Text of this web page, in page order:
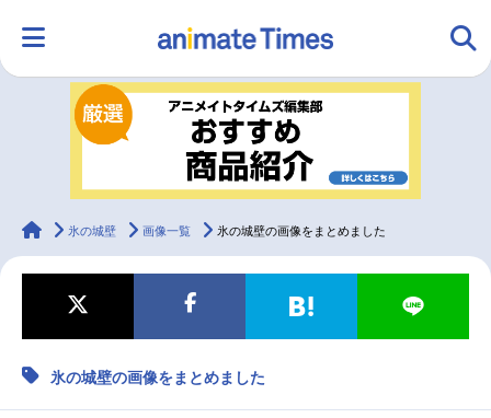
ランキング アニメ
ラジオ みんなの声
マンガ・ラノベ ゲーム・アプリ 音楽 コスプレ
2.5次元 配信・Vtuber
animateTimes
氷の城壁 画像一覧 氷の城壁の画像をまとめました
氷の城壁の画像をまとめました